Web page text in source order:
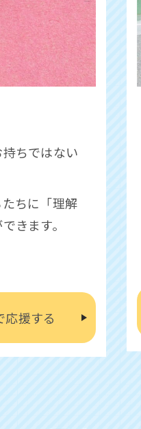
持ちではない
ちに「理解
きます。
応援する